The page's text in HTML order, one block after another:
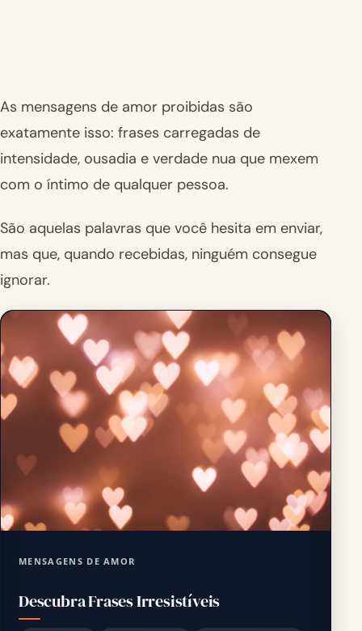
As mensagens de amor proibidas são
exatamente isso: frases carregadas de
intensidade, ousadia e verdade nua que mexem
com o íntimo de qualquer pessoa.
São aquelas palavras que você hesita em enviar,
mas que, quando recebidas, ninguém consegue
ignorar.
MENSAGENS DE AMOR
Descubra Frases Irresistíveis